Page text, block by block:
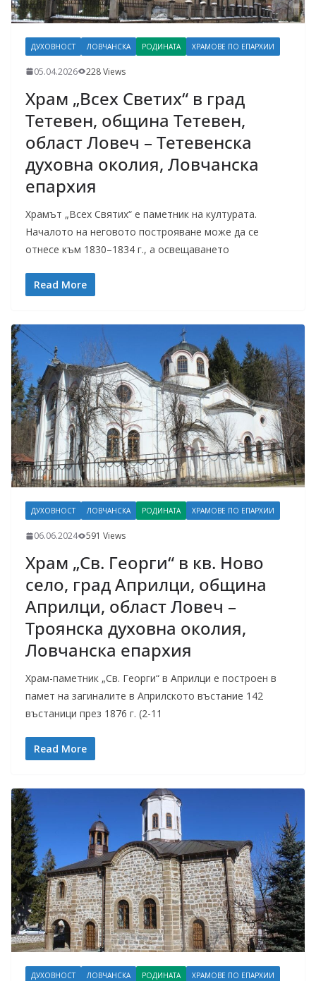
ДУХОВНОСТ ЛОВЧАНСКА РОДИНАТА ХРАМОВЕ ПО ЕПАРХИИ
05.04.2026 228 Views
Храм „Всех Светих“ в град
Тетевен, община Тетевен,
област Ловеч – Тетевенска
духовна околия, Ловчанска
епархия
Храмът „Всех Святих“ е паметник на културата.
Началото на неговото построяване може да се
отнесе към 1830–1834 г., а освещаването
Read More
ДУХОВНОСТ ЛОВЧАНСКА РОДИНАТА ХРАМОВЕ ПО ЕПАРХИИ
06.06.2024 591 Views
Храм „Св. Георги“ в кв. Ново
село, град Априлци, община
Априлци, област Ловеч –
Троянска духовна околия,
Ловчанска епархия
Храм-паметник „Св. Георги“ в Априлци е построен в
памет на загиналите в Априлското въстание 142
въстаници през 1876 г. (2-11
Read More
ДУХОВНОСТ ЛОВЧАНСКА РОДИНАТА ХРАМОВЕ ПО ЕПАРХИИ